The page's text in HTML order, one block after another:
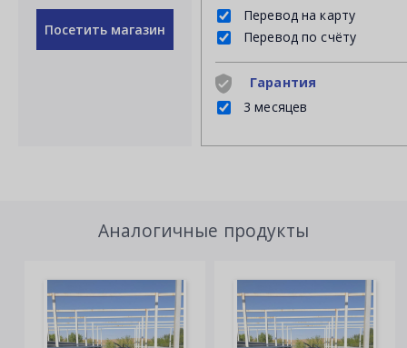
Посетить магазин
Перевод на карту
Перевод по счёту
Гарантия
3 месяцев
Аналогичные продукты